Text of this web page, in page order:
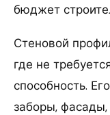
бюджет
Стеновой
где не
способность.
заборы,